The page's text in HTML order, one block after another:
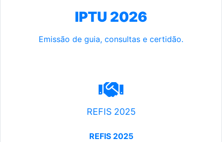
IPTU 2026
Emissão de guia, consultas e certidão.
REFIS 2025
REFIS 2025